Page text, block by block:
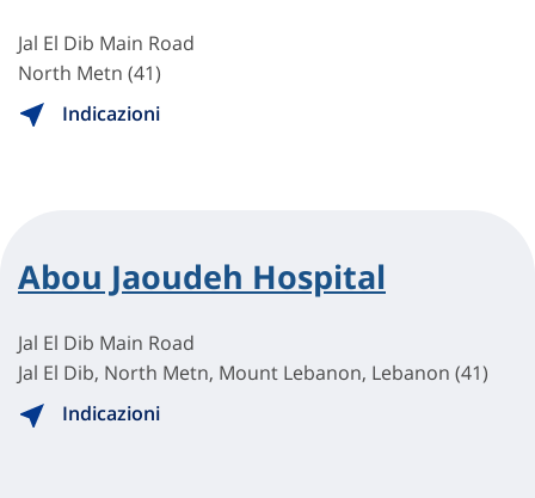
Jal El Dib Main Road
North Metn (41)
Indicazioni
Abou Jaoudeh Hospital
Jal El Dib Main Road
Jal El Dib, North Metn, Mount Lebanon, Lebanon (41)
Indicazioni